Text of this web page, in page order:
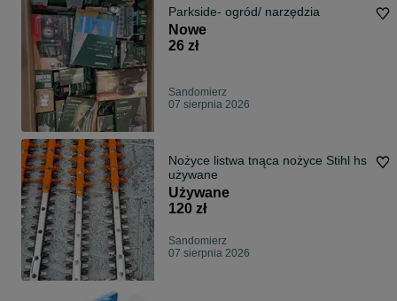
Parkside- ogród/ narzędzia
Nowe
26 zł
Sandomierz
07 sierpnia 2026
Nożyce listwa tnąca nożyce Stihl hs
używane
Używane
120 zł
Sandomierz
07 sierpnia 2026